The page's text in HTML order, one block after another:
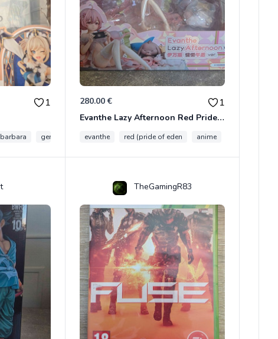
1
barbara genshin impact
280.00 € 1
Evanthe Lazy Afternoon Red Pride of Eden
evanthe red (pride of eden anime
TheGamingR83